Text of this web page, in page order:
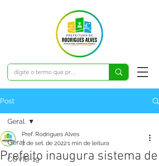
Post
Geral
COVID-19
Geral
Prefeito inaugura sistema de
Pref. Rodrigues Alves
7 de set. de 20221 min de leitura